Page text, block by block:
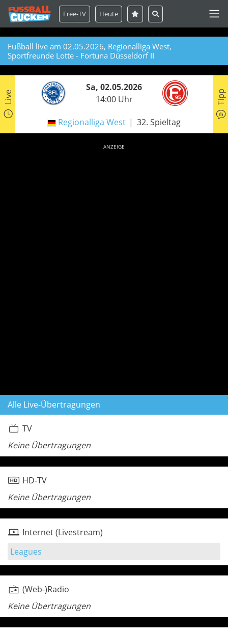
Free-TV Heute
Fußball live am 02.05.2026, Regionalliga West,
Sportfreunde Lotte - Fortuna Düsseldorf II
Live
Sa, 02.05.2026
14:00 Uhr
Regionalliga West 32. Spieltag
Tipp
ANZEIGE
Alle Live-Übertragungen
TV
Keine Übertragungen
HD-TV
Keine Übertragungen
Internet (Livestream)
Leagues
(Web-)Radio
Keine Übertragungen